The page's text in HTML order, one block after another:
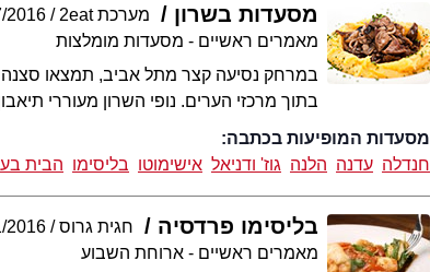
מסעדות בשרון מערכת 2eat
2016
מאמרים ראשיים - מסעדות מומלצות
במרחק נסיעה קצר מתל אביב, תמצאו סצנה
בתוך מרכזי הערים. נופי השרון מעוררי
מסעדות המופיעות בכתבה:
חנדלה עדנה הלנה גוז' ודניאל אישימוטו בליסימו הבית
בליסימו פרדסיה חגית גרוס
2016
מאמרים ראשיים - ארוחת השבוע